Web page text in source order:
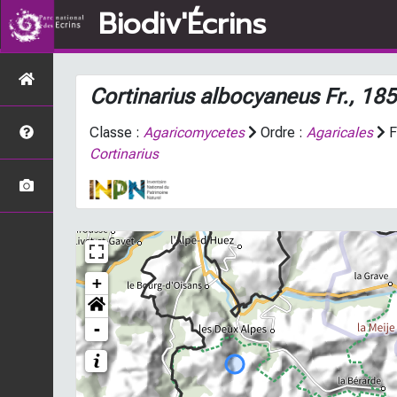
Biodiv'Écrins
Cortinarius albocyaneusFr.,
Classe : Agaricomycetes Ordre : Agaricales
Cortinarius
+
-